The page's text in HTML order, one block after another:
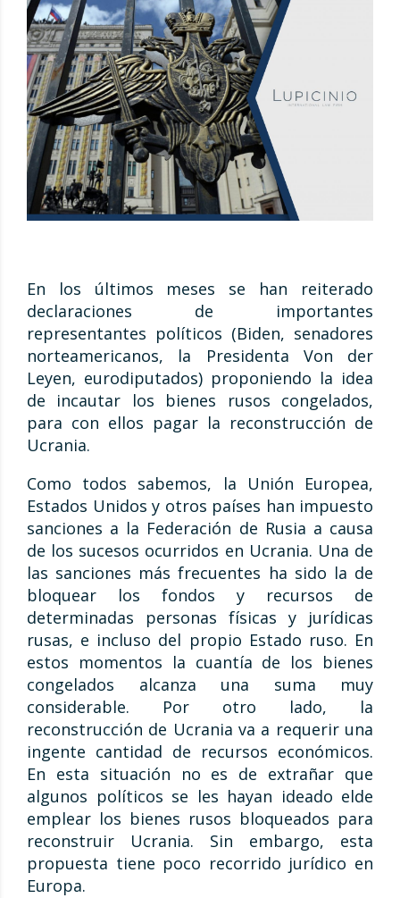
En los últimos meses se han reiterado
declaraciones de importantes
representantes políticos (Biden, senadores
norteamericanos, la Presidenta Von der
Leyen, eurodiputados) proponiendo la idea
de incautar los bienes rusos congelados,
para con ellos pagar la reconstrucción de
Ucrania.
Como todos sabemos, la Unión Europea,
Estados Unidos y otros países han impuesto
sanciones a la Federación de Rusia a causa
de los sucesos ocurridos en Ucrania. Una de
las sanciones más frecuentes ha sido la de
bloquear los fondos y recursos de
determinadas personas físicas y jurídicas
rusas, e incluso del propio Estado ruso. En
estos momentos la cuantía de los bienes
congelados alcanza una suma muy
considerable. Por otro lado, la
reconstrucción de Ucrania va a requerir una
ingente cantidad de recursos económicos.
En esta situación no es de extrañar que
algunos políticos se les hayan ideado elde
emplear los bienes rusos bloqueados para
reconstruir Ucrania. Sin embargo, esta
propuesta tiene poco recorrido jurídico en
Europa.